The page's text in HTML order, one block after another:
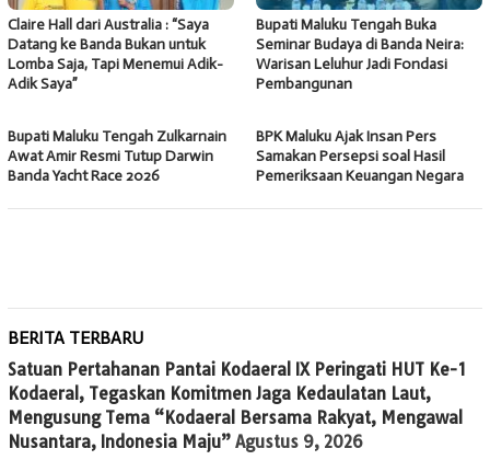
Claire Hall dari Australia : “Saya
Datang ke Banda Bukan untuk
Lomba Saja, Tapi Menemui Adik-
Adik Saya”
Bupati Maluku Tengah Buka
Seminar Budaya di Banda Neira:
Warisan Leluhur Jadi Fondasi
Pembangunan
Bupati Maluku Tengah Zulkarnain
Awat Amir Resmi Tutup Darwin
Banda Yacht Race 2026
BPK Maluku Ajak Insan Pers
Samakan Persepsi soal Hasil
Pemeriksaan Keuangan Negara
BERITA TERBARU
Satuan Pertahanan Pantai Kodaeral IX Peringati HUT Ke-1
Kodaeral, Tegaskan Komitmen Jaga Kedaulatan Laut,
Mengusung Tema “Kodaeral Bersama Rakyat, Mengawal
Nusantara, Indonesia Maju” Agustus 9, 2026